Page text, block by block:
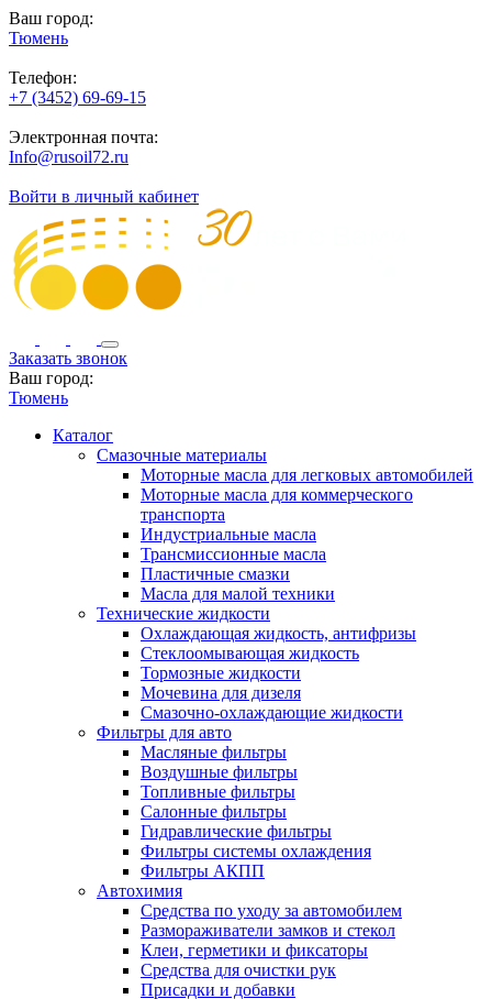
Ваш город:
Тюмень
Телефон:
+7 (3452) 69-69-15
Электронная почта:
Info@rusoil72.ru
Войти в личный кабинет
Заказать звонок
Ваш город:
Тюмень
Каталог
Смазочные материалы
Моторные масла для легковых автомобилей
Моторные масла для коммерческого
транспорта
Индустриальные масла
Трансмиссионные масла
Пластичные смазки
Масла для малой техники
Технические жидкости
Охлаждающая жидкость, антифризы
Стеклоомывающая жидкость
Тормозные жидкости
Мочевина для дизеля
Смазочно-охлаждающие жидкости
Фильтры для авто
Масляные фильтры
Воздушные фильтры
Топливные фильтры
Салонные фильтры
Гидравлические фильтры
Фильтры системы охлаждения
Фильтры АКПП
Автохимия
Средства по уходу за автомобилем
Размораживатели замков и стекол
Клеи, герметики и фиксаторы
Средства для очистки рук
Присадки и добавки